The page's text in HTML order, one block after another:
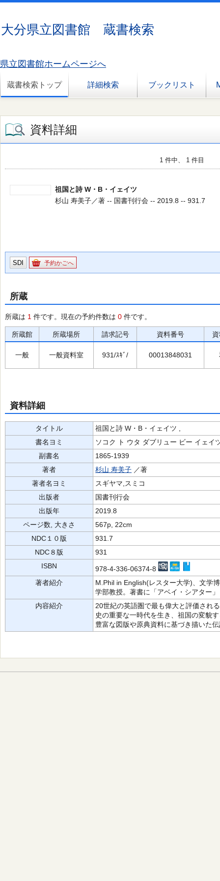
大分県立図書館 蔵書検索
県立図書館ホームページへ
蔵書検索トップ 詳細検索 ブックリスト
資料詳細
1 件中、 1 件目
祖国と詩 W・B・イェイツ
杉山 寿美子／著 -- 国書刊行会 -- 2019.8 -- 931.7
SDI 予約かごへ
所蔵
所蔵は 1 件です。現在の予約件数は 0 件です。
所蔵館 所蔵場所 請求記号 資料番号
一般 一般資料室 931/ｽｷﾞ/ 00013848031
資料詳細
タイトル
祖国と詩 W・B・イェイツ ,
書名ヨミ
ソコク ト ウタ ダブリュー ビー イェイ
副書名
1865-1939
著者
杉山 寿美子 ／著
著者名ヨミ
スギヤマ,スミコ
出版者
国書刊行会
出版年
2019.8
ページ数, 大きさ
567p, 22cm
NDC１０版
931.7
NDC８版
931
ISBN
978-4-336-06374-8
著者紹介
M.Phil in English(レスター大学)、文学
学部教授。著書に「アベイ・シアター
内容紹介
20世紀の英語圏で最も偉大と評価され
史の重要な一時代を生き、祖国の変貌
豊富な図版や原典資料に基づき描いた